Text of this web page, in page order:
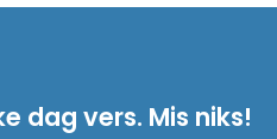
dag vers. Mis niks!